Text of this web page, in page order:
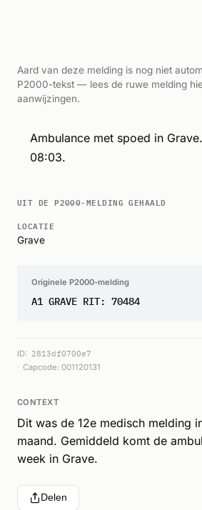
Aard van deze melding is nog niet
P2000-tekst — lees de ruwe melding
aanwijzingen.
Ambulance met spoed in
08:03.
UIT DE P2000-MELDING GEHAALD
LOCATIE
Grave
Originele P2000-melding
A1 GRAVE RIT: 70484
ID: 2813df0700e7
Capcode: 001120131
CONTEXT
Dit was de 12e medisch melding
maand. Gemiddeld komt de
week in Grave.
Delen